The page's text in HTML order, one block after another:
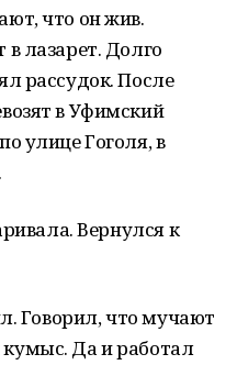
что он жив.
лазарет. Долго
рассудок. После
в Уфимский
улице Гоголя, в
Вернулся к
Говорил, что мучают
Да и работал